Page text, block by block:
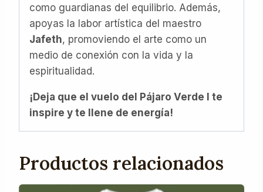
como guardianas del equilibrio. Además,
apoyas la labor artística del maestro
Jafeth, promoviendo el arte como un
medio de conexión con la vida y la
espiritualidad.
¡Deja que el vuelo del Pájaro Verde I te
inspire y te llene de energía!
Productos relacionados